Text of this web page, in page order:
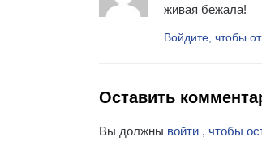
живая бежала!
Войдите, чтобы
Оставить
Вы должны войти , чтобы